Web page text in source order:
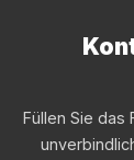
Füllen Sie das